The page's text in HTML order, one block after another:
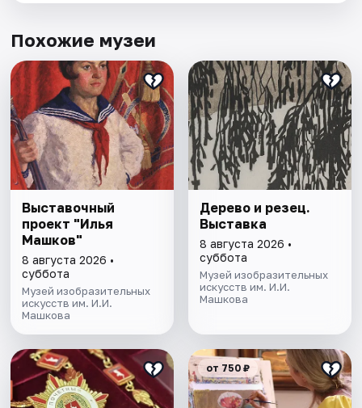
Похожие музеи
Выставочный
проект "Илья
Машков"
8 августа 2026 •
суббота
Музей изобразительных
искусств им. И.И.
Машкова
Дерево и резец.
Выставка
8 августа 2026 •
суббота
Музей изобразительных
искусств им. И.И.
Машкова
от 750 ₽